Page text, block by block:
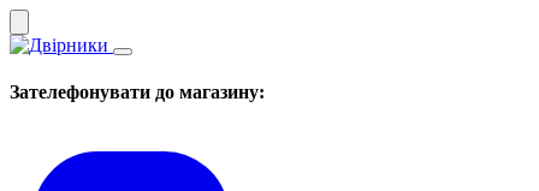
Зателефонувати до магазину: